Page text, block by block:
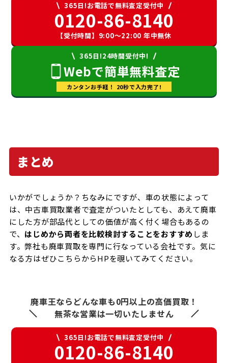
365日!お電話で無料査定受付中
0120-86-8140
【受付時間】9:00〜22:00 年中無休
365日!24時間受付中!
Webで簡単無料査定
カンタンお手軽！ 20秒で入力完了!
まとめ
いかがでしょうか？ちなみにですが、車の状態によって
は、中古車買取業者で査定がついたとしても、あえて廃車
にした方が部品代としての価値が高く付く場合もあるの
で、 はじめから両者を比較検討することをおすすめ しま
す。弊社も廃車買取を専門に行なっている会社です。気に
なる方はぜひこちらからHPを覗いてみてください。
廃車王ならどんな車も0円以上の高価買取！
無茶な営業は一切いたしません
365日!お電話で無料査定受付中
0120-86-8140